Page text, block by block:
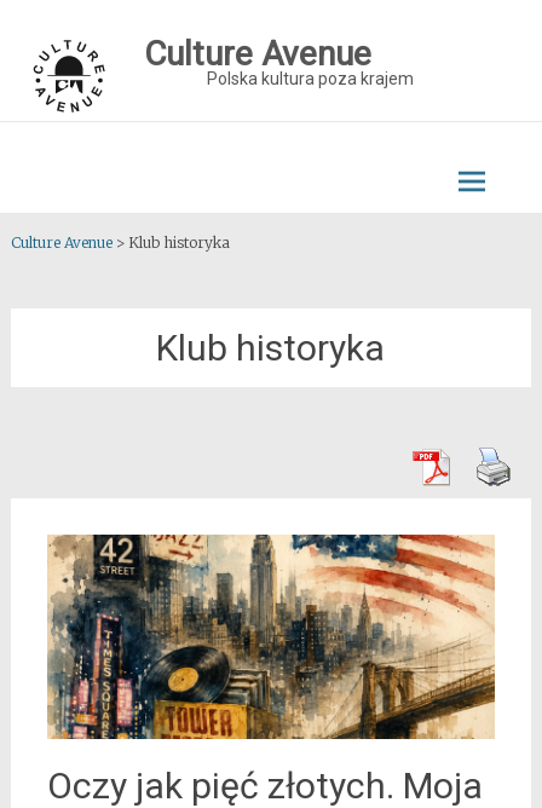
content
Culture Avenue
Polska kultura poza krajem
Culture Avenue> Klub historyka
Klub historyka
Oczy jak pięć złotych. Moja